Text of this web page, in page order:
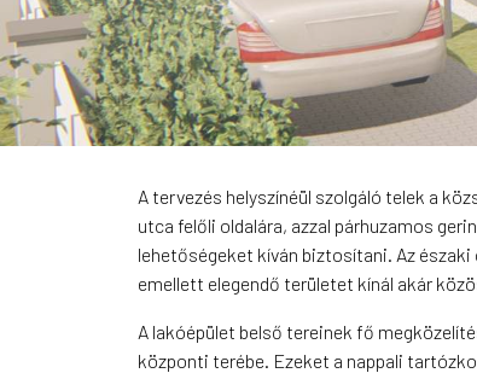
A tervezés helyszínéül szolgáló telek a
utca felőli oldalára, azzal párhuzamos
lehetőségeket kíván biztosítani. Az
emellett elegendő területet kínál akár
A lakóépület belső tereinek fő
központi terébe. Ezeket a nappali